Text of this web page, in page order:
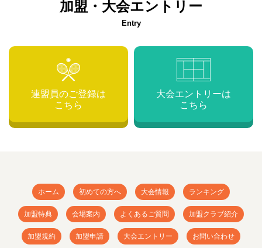
加盟・大会エントリー
Entry
連盟員のご登録は
こちら
大会エントリーは
こちら
ホーム 初めての方へ 大会情報 ランキング
加盟特典 会場案内 よくあるご質問 加盟クラブ紹介
加盟規約 加盟申請 大会エントリー お問い合わせ